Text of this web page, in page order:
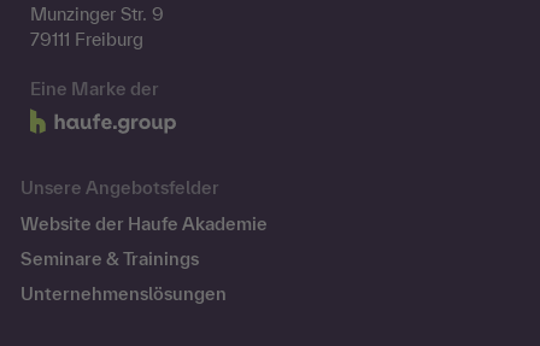
Munzinger Str. 9
79111 Freiburg
Eine Marke der
Unsere Angebotsfelder
Website der Haufe Akademie
Seminare & Trainings
Unternehmenslösungen